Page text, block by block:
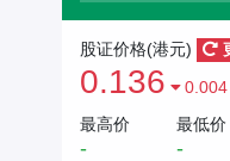
股证价格(港元)
0.136
最高价
-
最低价
-